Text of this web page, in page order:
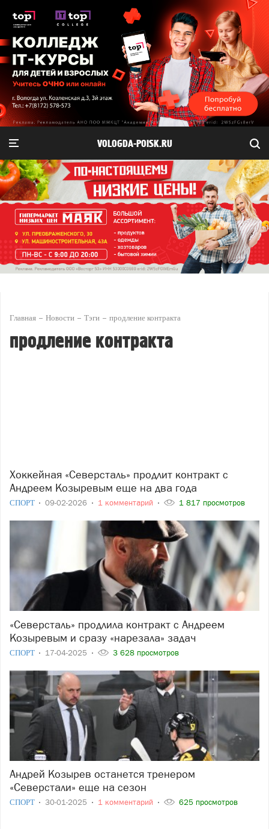
VOLOGDA-POISK.RU
Главная Новости Тэги продление контракта
продление контракта
Хоккейная «Северсталь» продлит контракт с
Андреем Козыревым еще на два года
СПОРТ 09-02-2026 1 комментарий 1 817 просмотров
«Северсталь» продлила контракт с Андреем
Козыревым и сразу «нарезала» задач
СПОРТ 17-04-2025 3 628 просмотров
Андрей Козырев останется тренером
«Северстали» еще на сезон
СПОРТ 30-01-2025 1 комментарий 625 просмотров